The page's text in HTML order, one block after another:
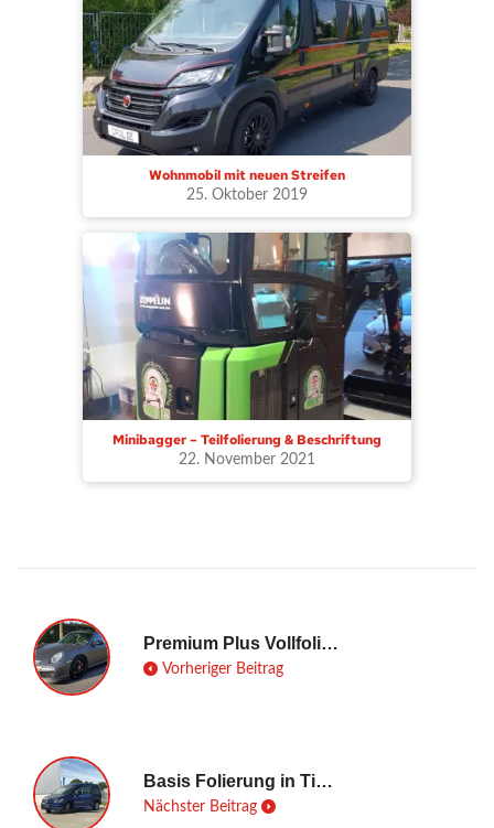
Wohnmobil mit neuen Streifen
25. Oktober 2019
Minibagger – Teilfolierung & Beschriftung
22. November 2021
Premium Plus Vollfolierung in Matt Dark Grey
Vorheriger Beitrag
Basis Folierung in Tiefblau Metallic
Nächster Beitrag